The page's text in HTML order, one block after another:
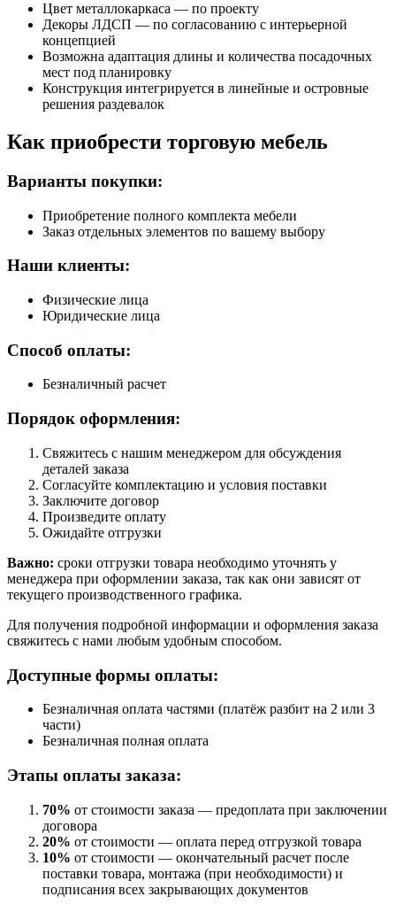
Цвет металлокаркаса — по проекту
Декоры ЛДСП — по согласованию с интерьерной
концепцией
Возможна адаптация длины и количества посадочных
мест под планировку
Конструкция интегрируется в линейные и островные
решения раздевалок
Как приобрести торговую мебель
Варианты покупки:
Приобретение полного комплекта мебели
Заказ отдельных элементов по вашему выбору
Наши клиенты:
Физические лица
Юридические лица
Способ оплаты:
Безналичный расчет
Порядок оформления:
Свяжитесь с нашим менеджером для обсуждения
деталей заказа
Согласуйте комплектацию и условия поставки
Заключите договор
Произведите оплату
Ожидайте отгрузки
Важно: сроки отгрузки товара необходимо уточнять у
менеджера при оформлении заказа, так как они зависят от
текущего производственного графика.
Для получения подробной информации и оформления заказа
свяжитесь с нами любым удобным способом.
Доступные формы оплаты:
Безналичная оплата частями (платёж разбит на 2 или 3
части)
Безналичная полная оплата
Этапы оплаты заказа:
70% от стоимости заказа — предоплата при заключении
договора
20% от стоимости — оплата перед отгрузкой товара
10% от стоимости — окончательный расчет после
поставки товара, монтажа (при необходимости) и
подписания всех закрывающих документов